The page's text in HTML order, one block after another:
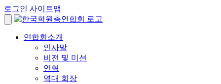
로그인 사이트맵
연합회소개
인사말
비전 및 미션
연혁
역대 회장